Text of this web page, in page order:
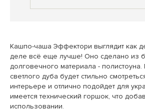
Кашпо-чаша Эффектори выглядит как
деле всё еще лучше! Оно сделано из
долговечного материала - полистоуна.
светлого дуба будет стильно
интерьере и отлично подойдет для
имеется технический горшок, что
использовании.